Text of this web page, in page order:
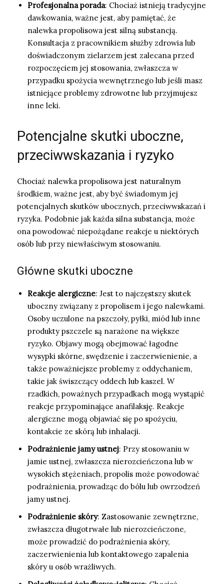
Profesjonalna porada: Chociaż istnieją tradycyjne
dawkowania, ważne jest, aby pamiętać, że
nalewka propolisowa jest silną substancją.
Konsultacja z pracownikiem służby zdrowia lub
doświadczonym zielarzem jest zalecana przed
rozpoczęciem jej stosowania, zwłaszcza w
przypadku spożycia wewnętrznego lub jeśli masz
istniejące problemy zdrowotne lub przyjmujesz
inne leki.
Potencjalne skutki uboczne,
przeciwwskazania i ryzyko
Chociaż nalewka propolisowa jest naturalnym
środkiem, ważne jest, aby być świadomym jej
potencjalnych skutków ubocznych, przeciwwskazań i
ryzyka. Podobnie jak każda silna substancja, może
ona powodować niepożądane reakcje u niektórych
osób lub przy niewłaściwym stosowaniu.
Główne skutki uboczne
Reakcje alergiczne: Jest to najczęstszy skutek
uboczny związany z propolisem i jego nalewkami.
Osoby uczulone na pszczoły, pyłki, miód lub inne
produkty pszczele są narażone na większe
ryzyko. Objawy mogą obejmować łagodne
wysypki skórne, swędzenie i zaczerwienienie, a
także poważniejsze problemy z oddychaniem,
takie jak świszczący oddech lub kaszel. W
rzadkich, poważnych przypadkach mogą wystąpić
reakcje przypominające anafilaksję. Reakcje
alergiczne mogą objawiać się po spożyciu,
kontakcie ze skórą lub inhalacji.
Podrażnienie jamy ustnej: Przy stosowaniu w
jamie ustnej, zwłaszcza nierozcieńczona lub w
wysokich stężeniach, propolis może powodować
podrażnienia, prowadząc do bólu lub owrzodzeń
jamy ustnej.
Podrażnienie skóry: Zastosowanie zewnętrzne,
zwłaszcza długotrwałe lub nierozcieńczone,
może prowadzić do podrażnienia skóry,
zaczerwienienia lub kontaktowego zapalenia
skóry u osób wrażliwych.